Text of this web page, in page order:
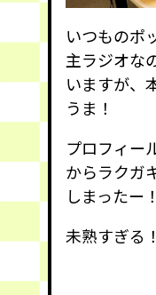
いつものポ
主ラジオな
いますが、
うま！
プロフィー
からラクガ
しまったー！
未熟すぎる